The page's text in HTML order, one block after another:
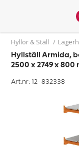
Hyllor & Ställ /
Hyllställ Armida,
2500 x 2749 x
Art.nr: 12-832338